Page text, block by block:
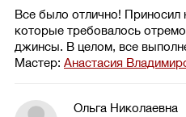
Все было отлично! Приносил
которые требовалось
джинсы. В целом, все
Мастер: Анастасия
Ольга Николаевна